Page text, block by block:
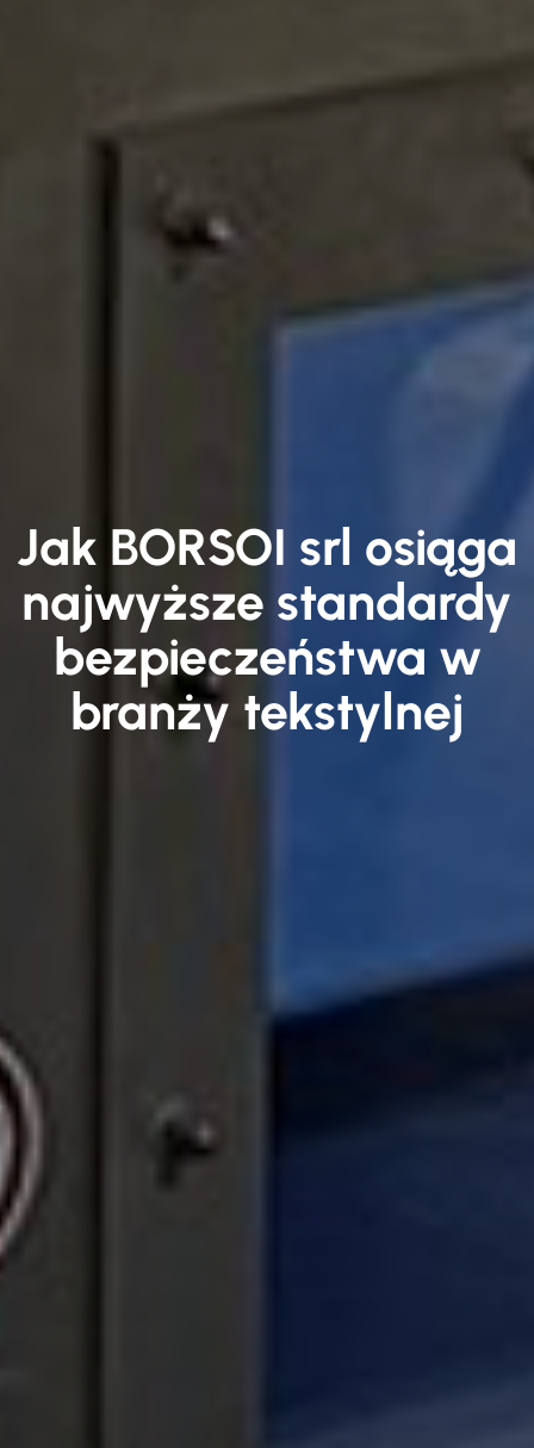
Jak BORSOI srl osiąga
najwyższe standardy
bezpieczeństwa w
branży tekstylnej